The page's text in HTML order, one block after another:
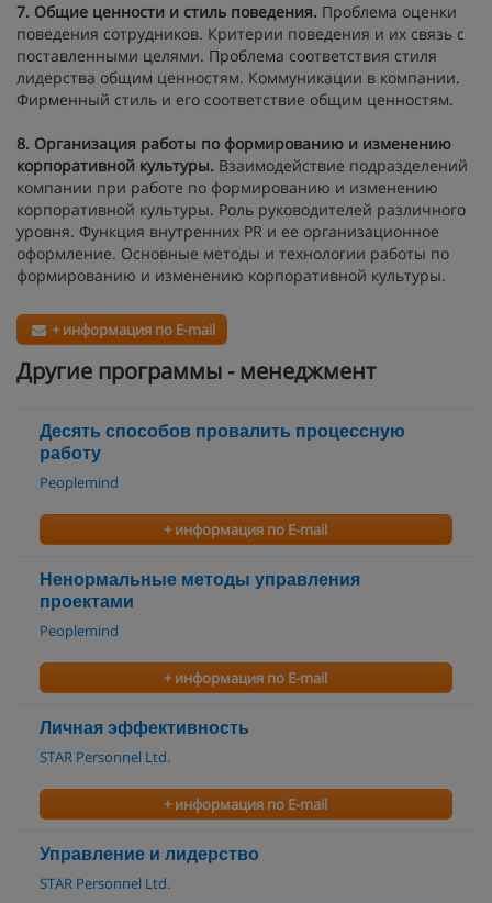
7. Общие ценности и стиль поведения. Проблема оценки
поведения сотрудников. Критерии поведения и их связь с
поставленными целями. Проблема соответствия стиля
лидерства общим ценностям. Коммуникации в компании.
Фирменный стиль и его соответствие общим ценностям.
8. Организация работы по формированию и изменению
корпоративной культуры. Взаимодействие подразделений
компании при работе по формированию и изменению
корпоративной культуры. Роль руководителей различного
уровня. Функция внутренних PR и ее организационное
оформление. Основные методы и технологии работы по
формированию и изменению корпоративной культуры.
+ информация по E-mail
Другие программы - менеджмент
Десять способов провалить процессную
работу
Peoplemind
+ информация по E-mail
Ненормальные методы управления
проектами
Peoplemind
+ информация по E-mail
Личная эффективность
STAR Personnel Ltd.
+ информация по E-mail
Управление и лидерство
STAR Personnel Ltd.